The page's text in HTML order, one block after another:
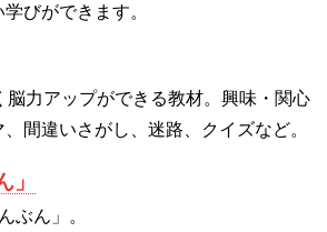
びができます。
脳力アップができる教材。興味・関心
間違いさがし、迷路、クイズなど。
」
ぶん」。